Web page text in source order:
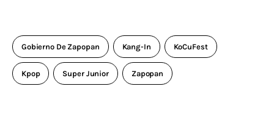
Gobierno De Zapopan Kang-In KoCuFest
Kpop Super Junior Zapopan